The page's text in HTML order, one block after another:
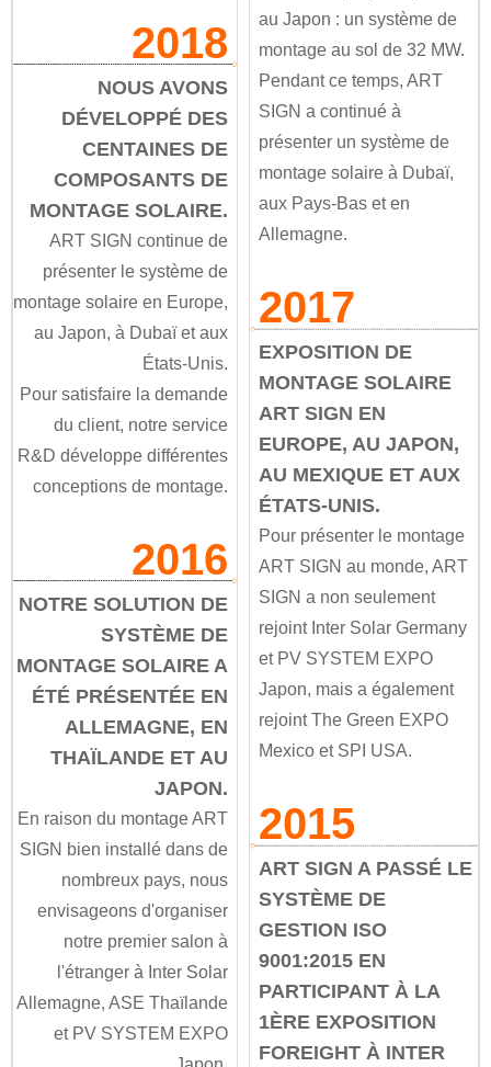
2018
NOUS AVONS
DÉVELOPPÉ DES
CENTAINES DE
COMPOSANTS DE
MONTAGE SOLAIRE.
ART SIGN continue de
présenter le système de
montage solaire en Europe,
au Japon, à Dubaï et aux
États-Unis.
Pour satisfaire la demande
du client, notre service
R&D développe différentes
conceptions de montage.
2016
NOTRE SOLUTION DE
SYSTÈME DE
MONTAGE SOLAIRE A
ÉTÉ PRÉSENTÉE EN
ALLEMAGNE, EN
THAÏLANDE ET AU
JAPON.
En raison du montage ART
SIGN bien installé dans de
nombreux pays, nous
envisageons d'organiser
notre premier salon à
l'étranger à Inter Solar
Allemagne, ASE Thaïlande
et PV SYSTEM EXPO
au Japon : un système de
montage au sol de 32 MW.
Pendant ce temps, ART
SIGN a continué à
présenter un système de
montage solaire à Dubaï,
aux Pays-Bas et en
Allemagne.
2017
EXPOSITION DE
MONTAGE SOLAIRE
ART SIGN EN
EUROPE, AU JAPON,
AU MEXIQUE ET AUX
ÉTATS-UNIS.
Pour présenter le montage
ART SIGN au monde, ART
SIGN a non seulement
rejoint Inter Solar Germany
et PV SYSTEM EXPO
Japon, mais a également
rejoint The Green EXPO
Mexico et SPI USA.
2015
ART SIGN A PASSÉ LE
SYSTÈME DE
GESTION ISO
9001:2015 EN
PARTICIPANT À LA
1ÈRE EXPOSITION
FOREIGHT À INTER